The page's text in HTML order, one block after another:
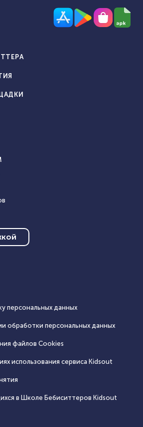
персональных данных
обработки персональных данных
файлов Cookies
использования сервиса Кidsout
в Школе Бебиситтеров Kidsout